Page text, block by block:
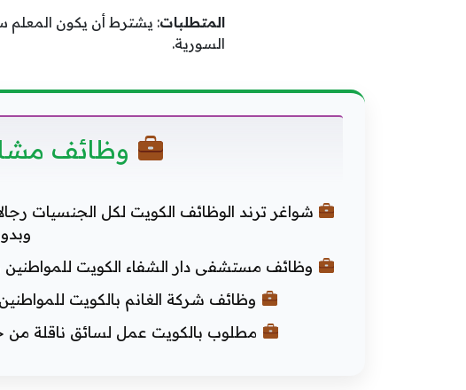
المتطلبات: يشترط أن يكون المعلم
السورية.
وظائف
شواغر ترند الوظائف الكويت لكل الجنسيات
وظائف مستشفى دار الشفاء الكويت
وظائف شركة الغانم بالكويت
مطلوب بالكويت عمل لسائق ناقلة من جميع